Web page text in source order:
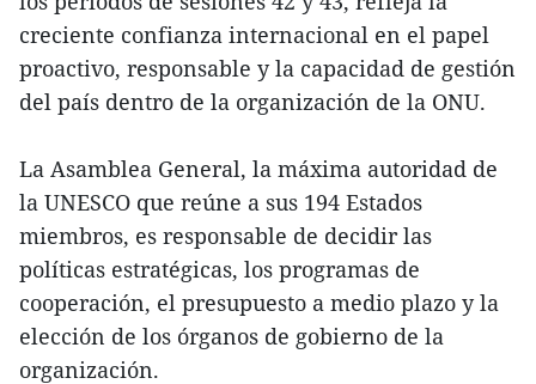
creciente confianza internacional en el papel
proactivo, responsable y la capacidad de gestión
del país dentro de la organización de la ONU.
La Asamblea General, la máxima autoridad de
la UNESCO que reúne a sus 194 Estados
miembros, es responsable de decidir las
políticas estratégicas, los programas de
cooperación, el presupuesto a medio plazo y la
elección de los órganos de gobierno de la
organización.